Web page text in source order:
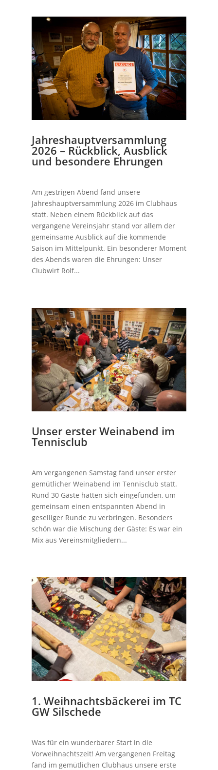
Jahreshauptversammlung
2026 – Rückblick, Ausblick
und besondere Ehrungen
Am gestrigen Abend fand unsere
Jahreshauptversammlung 2026 im Clubhaus
statt. Neben einem Rückblick auf das
vergangene Vereinsjahr stand vor allem der
gemeinsame Ausblick auf die kommende
Saison im Mittelpunkt. Ein besonderer Moment
des Abends waren die Ehrungen: Unser
Clubwirt Rolf...
Unser erster Weinabend im
Tennisclub
Am vergangenen Samstag fand unser erster
gemütlicher Weinabend im Tennisclub statt.
Rund 30 Gäste hatten sich eingefunden, um
gemeinsam einen entspannten Abend in
geselliger Runde zu verbringen. Besonders
schön war die Mischung der Gäste: Es war ein
Mix aus Vereinsmitgliedern...
1. Weihnachtsbäckerei im TC
GW Silschede
Was für ein wunderbarer Start in die
Vorweihnachtszeit! Am vergangenen Freitag
fand im gemütlichen Clubhaus unsere erste